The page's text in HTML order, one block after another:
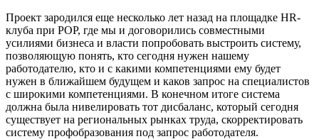
Проект зародился еще несколько лет назад на площадке HR-
клуба при РОР, где мы и договорились совместными
усилиями бизнеса и власти попробовать выстроить систему,
позволяющую понять, кто сегодня нужен нашему
работодателю, кто и с какими компетенциями ему будет
нужен в ближайшем будущем и каков запрос на специалистов
с широкими компетенциями. В конечном итоге система
должна была нивелировать тот дисбаланс, который сегодня
существует на региональных рынках труда, скорректировать
систему профобразования под запрос работодателя.